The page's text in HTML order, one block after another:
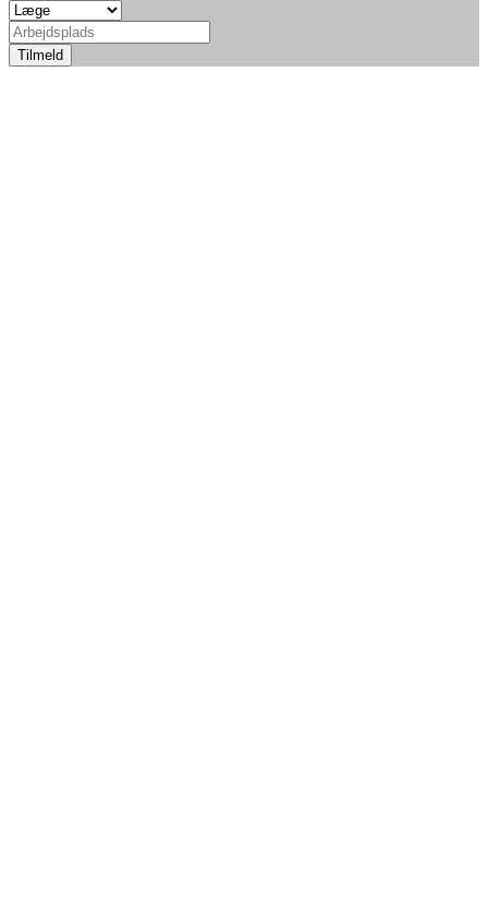
Tilmeld